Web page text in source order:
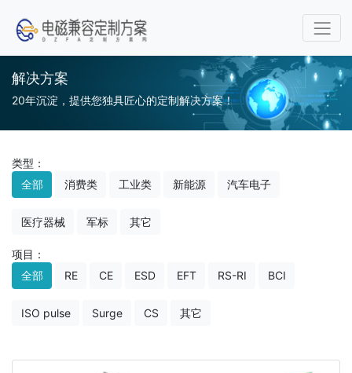
解决方案
20年沉淀，提供您独具匠心的定制解决方案！
类型：
全部
消费类 工业类 新能源 汽车电子
医疗器械 军标 其它
项目：
全部
RE CE ESD EFT RS-RI BCI
ISO pulse Surge CS 其它